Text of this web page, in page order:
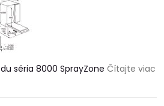
séria 8000 SprayZone Čítajte viac